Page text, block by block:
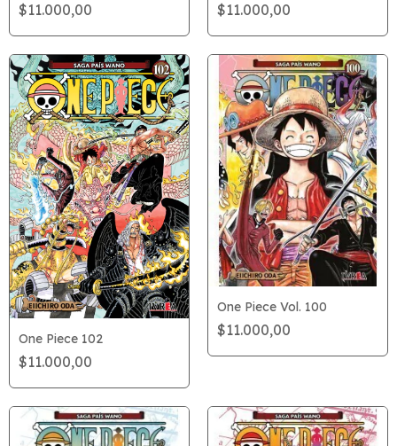
$11.000,00 $11.000,00
One Piece 102
$11.000,00
One Piece Vol. 100
$11.000,00